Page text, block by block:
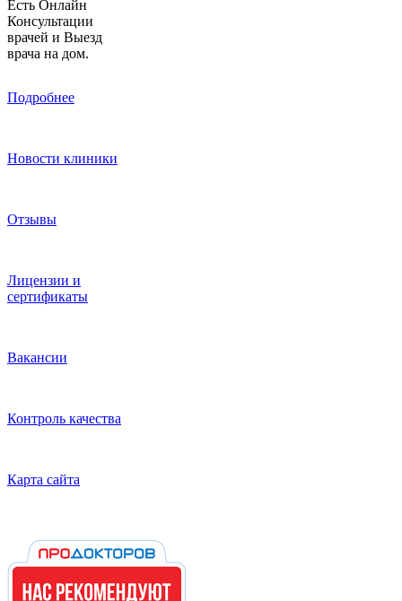
Есть Онлайн
Консультации
врачей и Выезд
врача на дом.
Подробнее
Новости клиники
Отзывы
Лицензии и
сертификаты
Вакансии
Контроль качества
Карта сайта